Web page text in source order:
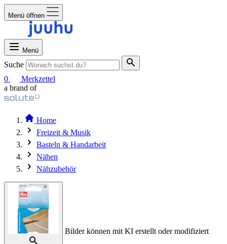
Menü öffnen
Menü
Suche
0
Merkzettel
a brand of
Home
Freizeit & Musik
Basteln & Handarbeit
Nähen
Nähzubehör
Bilder können mit KI erstellt oder modifiziert